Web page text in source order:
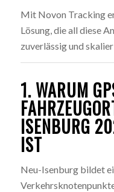
Mit Novon Tracking
Lösung, die all diese
zuverlässig und
1. WARUM
ISENBURG
IST
Neu-Isenburg bildet